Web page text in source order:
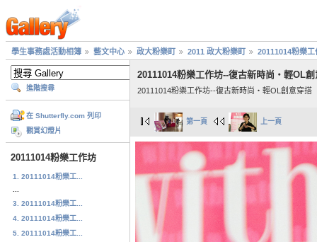
學生事務處活動相簿 藝文中心 政大粉樂町 2011 政大粉樂町 20111014粉樂工
進階搜尋
在 Shutterfly.com 列印
觀賞幻燈片
20111014粉樂工作坊
1. 20111014粉樂工...
3. 20111014粉樂工...
4. 20111014粉樂工...
5. 20111014粉樂工...
20111014粉樂工作坊--復古新時尚‧輕OL創
20111014粉樂工作坊--復古新時尚‧輕OL創意穿搭
第一頁 上一頁